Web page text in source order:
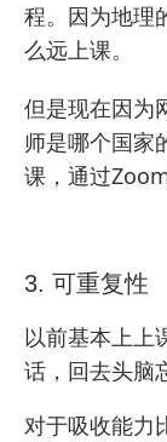
程。因为地理
么远上课。
但是现在因为
师是哪个国家
课，通过
3. 可重复性
以前基本上上
话，回去头脑
对于吸收能力